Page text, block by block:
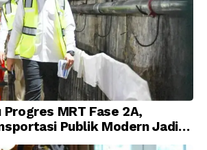
MRT Fase 2A,
Publik Modern Jadi